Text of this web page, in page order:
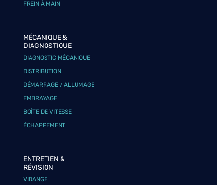
FREIN À MAIN
MÉCANIQUE &
DIAGNOSTIQUE
DIAGNOSTIC MÉCANIQUE
DISTRIBUTION
DÉMARRAGE / ALLUMAGE
EMBRAYAGE
BOÎTE DE VITESSE
ÉCHAPPEMENT
ENTRETIEN &
RÉVISION
VIDANGE